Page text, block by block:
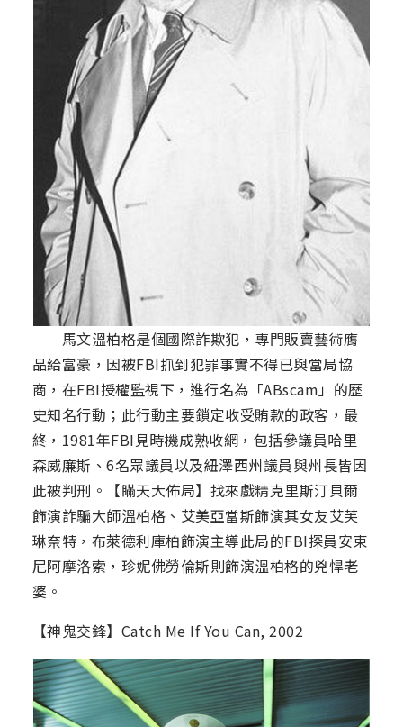
馬文溫柏格是個國際詐欺犯，專門販賣藝術膺
品給富豪，因被FBI抓到犯罪事實不得已與當局協
商，在FBI授權監視下，進行名為「ABscam」的歷
史知名行動；此行動主要鎖定收受賄款的政客，最
終，1981年FBI見時機成熟收網，包括參議員哈里
森威廉斯、6名眾議員以及紐澤西州議員與州長皆因
此被判刑。【瞞天大佈局】找來戲精克里斯汀貝爾
飾演詐騙大師溫柏格、艾美亞當斯飾演其女友艾芙
琳奈特，布萊德利庫柏飾演主導此局的FBI探員安東
尼阿摩洛索，珍妮佛勞倫斯則飾演溫柏格的兇悍老
婆。
【神鬼交鋒】Catch Me If You Can, 2002